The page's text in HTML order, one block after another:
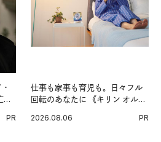
し
PR
仕事も家事も育児も。日々フル
回転のあなたに 《キリン オルニ
2026.08.06 PR